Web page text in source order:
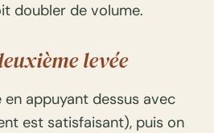
doubler de volume.
levée
en appuyant dessus avec
est satisfaisant), puis on